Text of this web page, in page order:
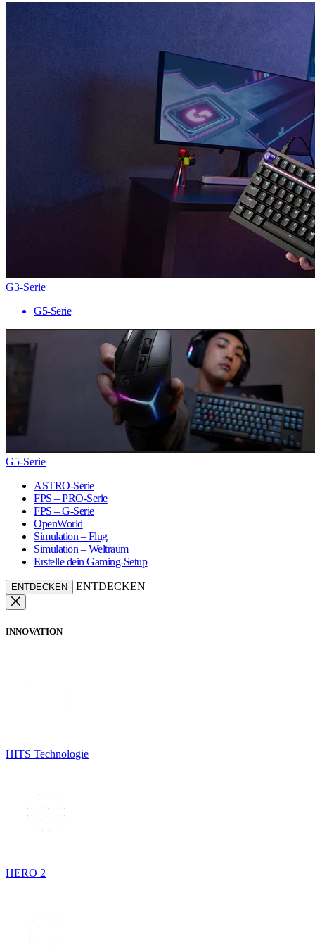
G3-Serie
G5-Serie
G5-Serie
ASTRO-Serie
FPS – PRO-Serie
FPS – G-Serie
OpenWorld
Simulation – Flug
Simulation – Weltraum
Erstelle dein Gaming-Setup
ENTDECKEN ENTDECKEN
INNOVATION
HITS Technologie
HERO 2